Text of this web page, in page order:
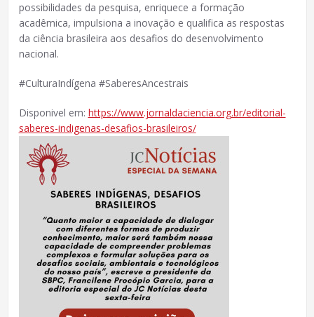
possibilidades da pesquisa, enriquece a formação
acadêmica, impulsiona a inovação e qualifica as respostas
da ciência brasileira aos desafios do desenvolvimento
nacional.
#CulturaIndígena #SaberesAncestrais
Disponivel em: https://www.jornaldaciencia.org.br/editorial-
saberes-indigenas-desafios-brasileiros/